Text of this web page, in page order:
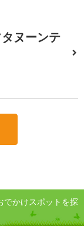
ヌーンテ
でかけスポットを探